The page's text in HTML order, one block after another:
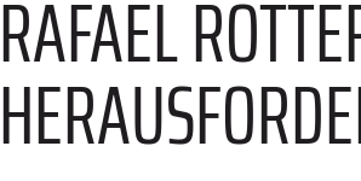
RAFAEL